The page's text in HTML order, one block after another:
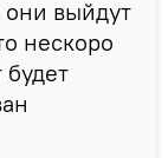
они выйдут
нескоро
будет